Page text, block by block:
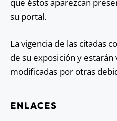
su portal.
La vigencia de las citadas
de su exposición y
modificadas por otras
ENLACES